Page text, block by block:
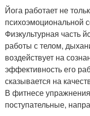
Йога работает не
психоэмоциональной
Физкультурная часть
работы с телом,
воздействует на
эффективность его
сказывается на
В фитнесе
поступательные,